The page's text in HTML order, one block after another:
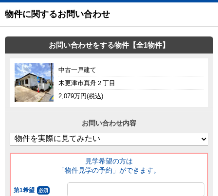
物件に関するお問い合わせ
お問い合わせをする物件【全1物件】
中古一戸建て
木更津市真舟２丁目
2,079万円(税込)
お問い合わせ内容
見学希望の方は
「物件見学の予約」ができます。
第1希望 必須